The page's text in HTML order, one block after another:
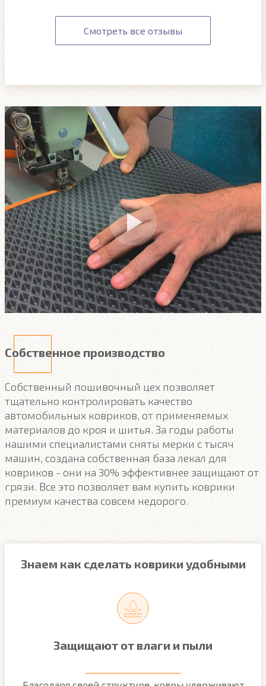
Смотреть все отзывы
Собственное производство
Собственный пошивочный цех позволяет
тщательно контролировать качество
автомобильных ковриков, от применяемых
материалов до кроя и шитья. За годы работы
нашими специалистами сняты мерки с тысяч
машин, создана собственная база лекал для
ковриков - они на 30% эффективнее защищают от
грязи. Все это позволяет вам купить коврики
премиум качества совсем недорого.
Знаем как сделать коврики удобными
Защищают от влаги и пыли